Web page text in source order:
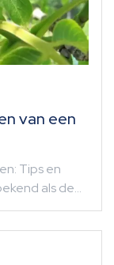
van een
Tips en
als de…